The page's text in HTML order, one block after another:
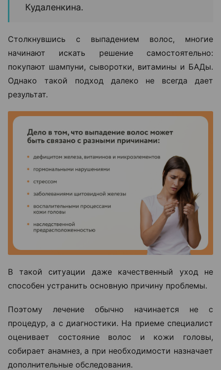
Кудаленкина.
Столкнувшись с выпадением волос, многие
начинают искать решение самостоятельно:
покупают шампуни, сыворотки, витамины и БАДы.
Однако такой подход далеко не всегда дает
результат.
В такой ситуации даже качественный уход не
способен устранить основную причину проблемы.
Поэтому лечение обычно начинается не с
процедур, а с диагностики. На приеме специалист
оценивает состояние волос и кожи головы,
собирает анамнез, а при необходимости назначает
дополнительные обследования.